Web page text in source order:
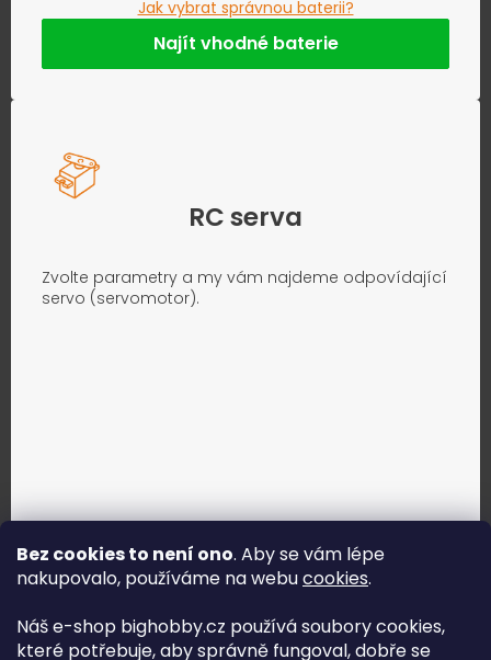
Bez cookies to není ono. Aby se vám lépe
nakupovalo, používáme na webucookies.
Náš e-shop bighobby.cz používá soubory cookies,
které potřebuje, aby správně fungoval, dobře se
Jak vybrat správnou baterii?
Najít vhodné baterie
RC serva
Zvolte parametry a my vám najdeme odpovídající
servo (servomotor).
Jak vybrat správné servo?